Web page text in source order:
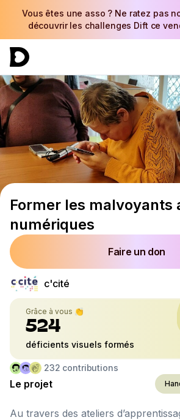
Vous êtes une asso ? Ne ratez pas
découvrir les challenges Dift ce
Former les malvoyants
numériques
Faire un don
c'cité
Grâce à vous 👏
524
déficients visuels formés
232 contributions
Le projet
Au travers des ateliers